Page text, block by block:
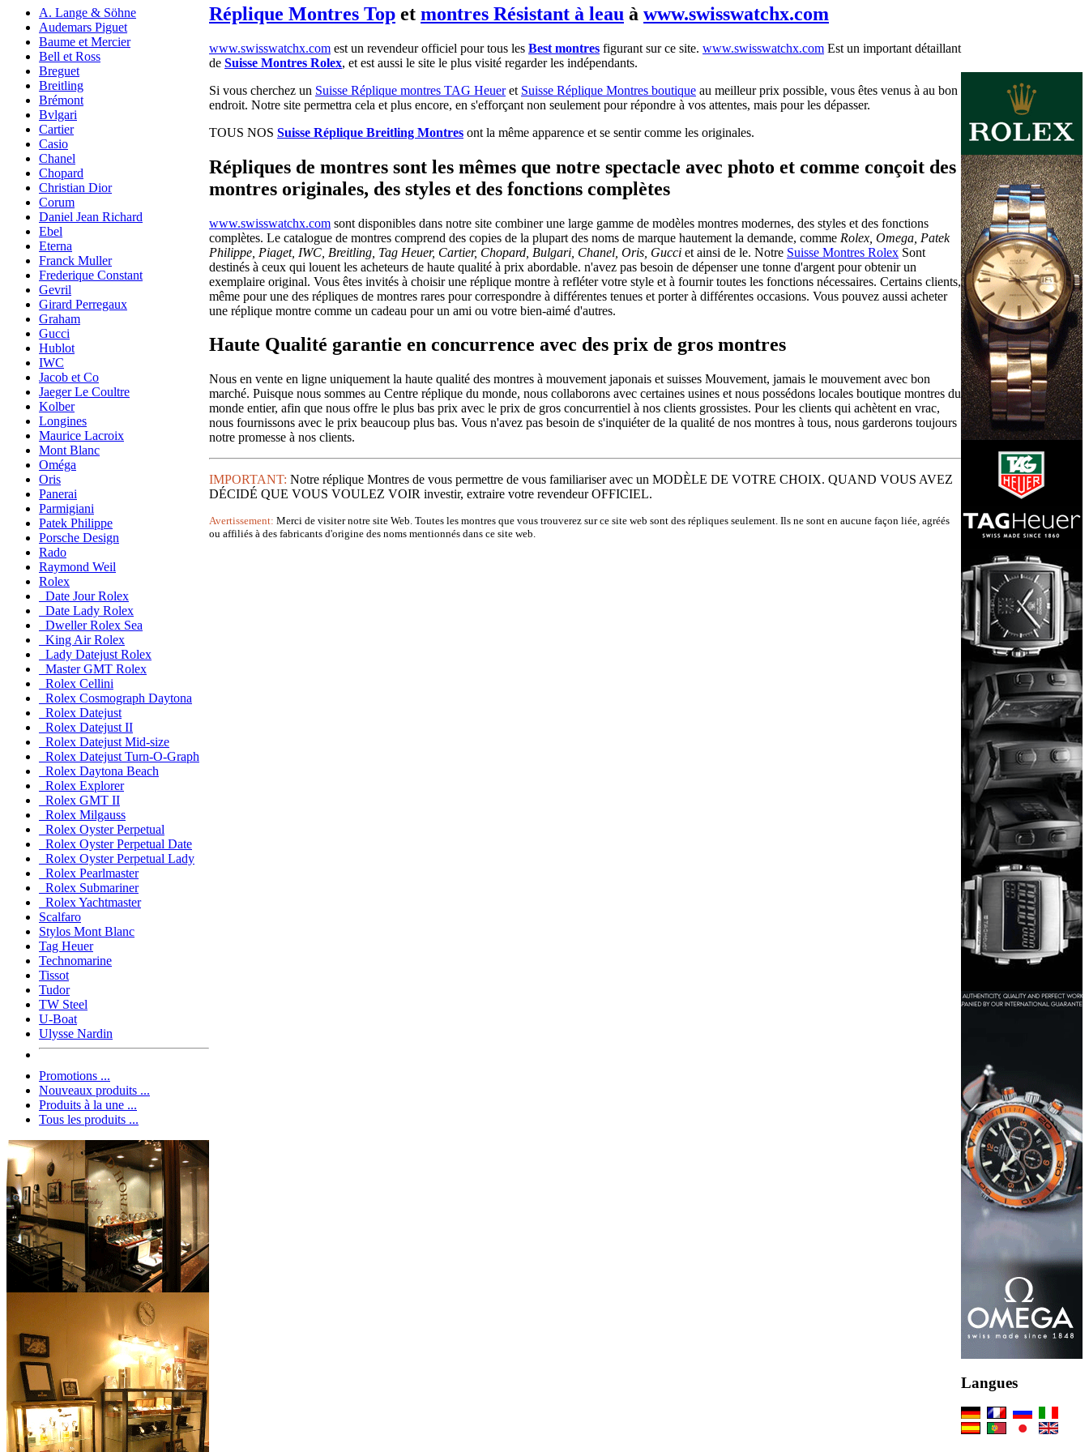
A. Lange & Söhne
Audemars Piguet
Baume et Mercier
Bell et Ross
Breguet
Breitling
Brémont
Bvlgari
Cartier
Casio
Chanel
Chopard
Christian Dior
Corum
Daniel Jean Richard
Ebel
Eterna
Franck Muller
Frederique Constant
Gevril
Girard Perregaux
Graham
Gucci
Hublot
IWC
Jacob et Co
Jaeger Le Coultre
Kolber
Longines
Maurice Lacroix
Mont Blanc
Oméga
Oris
Panerai
Parmigiani
Patek Philippe
Porsche Design
Rado
Raymond Weil
Rolex
Date Jour Rolex
Date Lady Rolex
Dweller Rolex Sea
King Air Rolex
Lady Datejust Rolex
Master GMT Rolex
Rolex Cellini
Rolex Cosmograph Daytona
Rolex Datejust
Rolex Datejust II
Rolex Datejust Mid-size
Rolex Datejust Turn-O-Graph
Rolex Daytona Beach
Rolex Explorer
Rolex GMT II
Rolex Milgauss
Rolex Oyster Perpetual
Rolex Oyster Perpetual Date
Rolex Oyster Perpetual Lady
Rolex Pearlmaster
Rolex Submariner
Rolex Yachtmaster
Scalfaro
Stylos Mont Blanc
Tag Heuer
Technomarine
Tissot
Tudor
TW Steel
U-Boat
Ulysse Nardin
Promotions ...
Nouveaux produits ...
Produits à la une ...
Tous les produits ...
Réplique Montres Top et montres Résistant à leau à www.swisswatchx.com
www.swisswatchx.com est un revendeur officiel pour tous les Best montres figurant sur ce site. www.swisswatchx.com Est un important détaillant
de Suisse Montres Rolex, et est aussi le site le plus visité regarder les indépendants.
Si vous cherchez un Suisse Réplique montres TAG Heueret Suisse Réplique Montres boutique au meilleur prix possible, vous êtes venus à au bon
endroit. Notre site permettra cela et plus encore, en s'efforçant non seulement pour répondre à vos attentes, mais pour les dépasser.
TOUS NOS Suisse Réplique Breitling Montres ont la même apparence et se sentir comme les originales.
Répliques de montres sont les mêmes que notre spectacle avec photo et comme conçoit des
montres originales, des styles et des fonctions complètes
www.swisswatchx.com sont disponibles dans notre site combiner une large gamme de modèles montres modernes, des styles et des fonctions
complètes. Le catalogue de montres comprend des copies de la plupart des noms de marque hautement la demande, comme Rolex, Omega, Patek
Philippe, Piaget, IWC, Breitling, Tag Heuer, Cartier, Chopard, Bulgari, Chanel, Oris, Gucci et ainsi de le. Notre Suisse Montres Rolex Sont
destinés à ceux qui louent les acheteurs de haute qualité à prix abordable. n'avez pas besoin de dépenser une tonne d'argent pour obtenir un
exemplaire original. Vous êtes invités à choisir une réplique montre à refléter votre style et à fournir toutes les fonctions nécessaires. Certains clients,
même pour une des répliques de montres rares pour correspondre à différentes tenues et porter à différentes occasions. Vous pouvez aussi acheter
une réplique montre comme un cadeau pour un ami ou votre bien-aimé d'autres.
Haute Qualité garantie en concurrence avec des prix de gros montres
Nous en vente en ligne uniquement la haute qualité des montres à mouvement japonais et suisses Mouvement, jamais le mouvement avec bon
marché. Puisque nous sommes au Centre réplique du monde, nous collaborons avec certaines usines et nous possédons locales boutique montres du
monde entier, afin que nous offre le plus bas prix avec le prix de gros concurrentiel à nos clients grossistes. Pour les clients qui achètent en vrac,
nous fournissons avec le prix beaucoup plus bas. Vous n'avez pas besoin de s'inquiéter de la qualité de nos montres à tous, nous garderons toujours
notre promesse à nos clients.
IMPORTANT: Notre réplique Montres de vous permettre de vous familiariser avec un MODÈLE DE VOTRE CHOIX. QUAND VOUS AVEZ
DÉCIDÉ QUE VOUS VOULEZ VOIR investir, extraire votre revendeur OFFICIEL.
Avertissement: Merci de visiter notre site Web. Toutes les montres que vous trouverez sur ce site web sont des répliques seulement. Ils ne sont en aucune façon liée, agréés
ou affiliés à des fabricants d'origine des noms mentionnés dans ce site web.
Langues